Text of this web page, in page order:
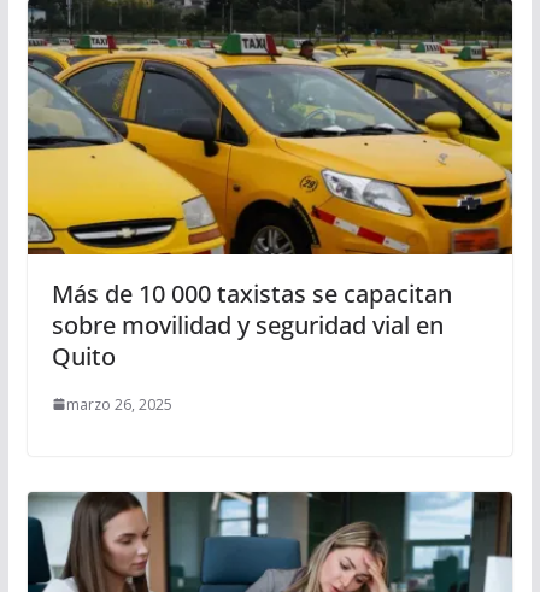
Más de 10 000 taxistas se capacitan
sobre movilidad y seguridad vial en
Quito
marzo 26, 2025